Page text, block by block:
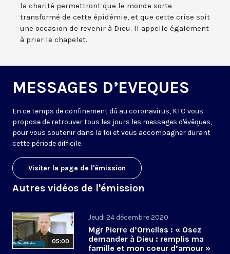
la charité permettront que le monde sorte
transformé de cette épidémie, et que cette crise soit
une occasion de revenir à Dieu. Il appelle également
à prier le chapelet.
MESSAGES D’EVEQUES
En ce temps de confinement dû au coronavirus, KTO vous
propose de retrouver tous les jours les messages d'évêques,
pour vous soutenir dans la foi et vous accompagner durant
cette période difficile.
Visiter la page de l'émission
Autres vidéos de l'émission
05:00
Jeudi 24 décembre 2020
Mgr Pierre d’Ornellas : « Osez
demander à Dieu : remplis ma
famille et mon coeur d’amour »